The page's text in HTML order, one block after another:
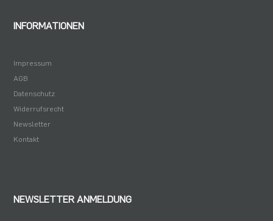
INFORMATIONEN
Impressum
AGB
Datenschutz
Widerrufsrecht
Newsletter
Kontakt
NEWSLETTER ANMELDUNG